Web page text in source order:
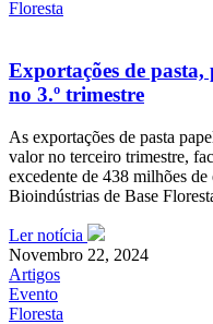
Floresta
Exportações de
no 3.º trimestre
As exportações de pasta
valor no terceiro trimestre,
excedente de 438 milhões
Bioindústrias de Base
Ler notícia
Novembro 22, 2024
Artigos
Evento
Floresta